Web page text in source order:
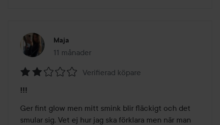
Maja
11 månader
Inlägget skapades 11 månader
2
av
5
Verifierad köpare
!!!
Ger fint glow men mitt smink blir fläckigt och det
smular sig. Vet ej hur jag ska förklara men när man